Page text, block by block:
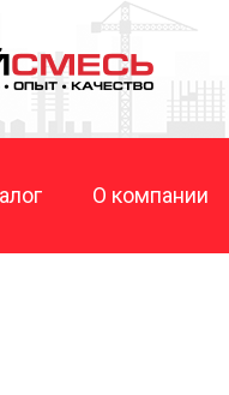
О компании